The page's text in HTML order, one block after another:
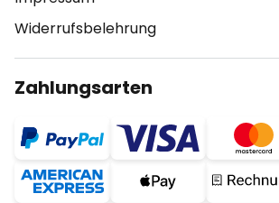
Widerrufsbelehrung
Zahlungsarten